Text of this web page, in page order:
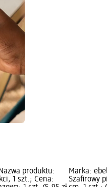
produktu:
1 szt.; Cena:
Marka:
Szafirowy